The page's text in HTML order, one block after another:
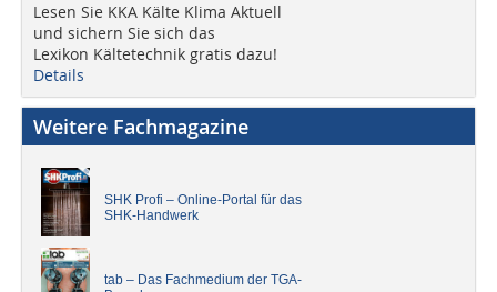
Lesen Sie KKA Kälte Klima Aktuell
und sichern Sie sich das
Lexikon Kältetechnik gratis dazu!
Details
Weitere Fachmagazine
SHK Profi – Online-Portal für das
SHK-Handwerk
tab – Das Fachmedium der TGA-